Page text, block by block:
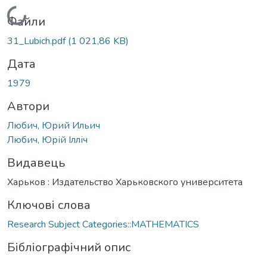
Вантажиться...
Файли
31_Lubich.pdf(1 021,86 KB)
Дата
1979
Автори
Любич, Юрий Ильич
Любич, Юрій Ілліч
Видавець
Харьков : Издательство Харьковского университета
Ключові слова
Research Subject Categories::MATHEMATICS
Бібліографічний опис